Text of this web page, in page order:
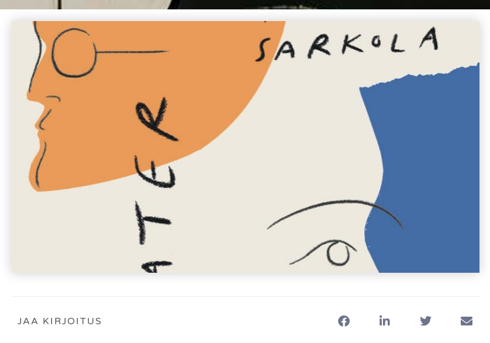
JAA KIRJOITUS